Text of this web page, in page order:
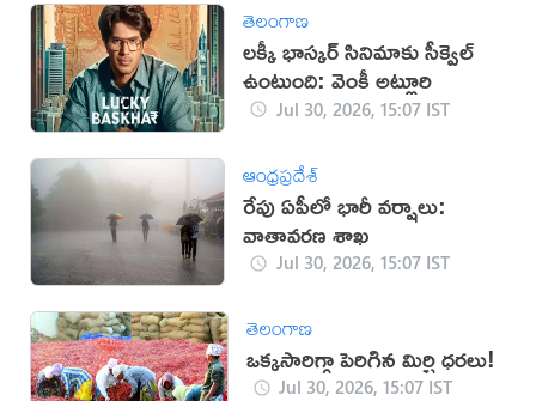
తెలంగాణ
లక్కీ భాస్కర్ సినిమాకు సీక్వెల్
ఉంటుంది: వెంకీ అట్లూరి
Jul 30, 2026, 15:07 IST
ఆంధ్రప్రదేశ్
రేపు ఏపీలో భారీ వర్షాలు:
వాతావరణ శాఖ
Jul 30, 2026, 15:07 IST
తెలంగాణ
ఒక్కసారిగ్గా పెరిగిన మిర్చి ధరలు!
Jul 30, 2026, 15:07 IST